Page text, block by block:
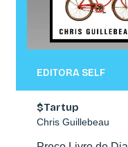
EDITORA SELF
$Tartup
Chris Guillebeau